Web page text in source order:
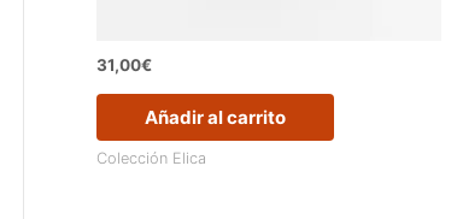
31,00€
Añadir al carrito
Colección Elica